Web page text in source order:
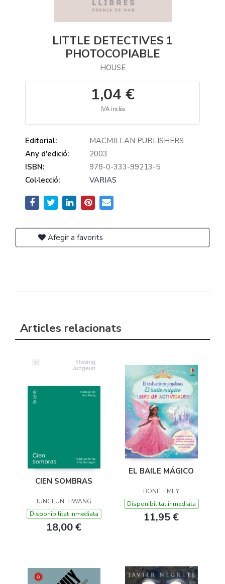
LITTLE DETECTIVES 1
PHOTOCOPIABLE
HOUSE
1,04 €
IVA inclós
Editorial:
MACMILLAN PUBLISHERS
Any d'edició:
2003
ISBN:
978-0-333-99213-5
Col·lecció:
VARIAS
Afegir a favorits
Articles relacionats
CIEN SOMBRAS
JUNGEUN, HWANG
Disponibilitat inmediata
18,00 €
EL BAILE MÁGICO
BONE, EMILY
Disponibilitat inmediata
11,95 €